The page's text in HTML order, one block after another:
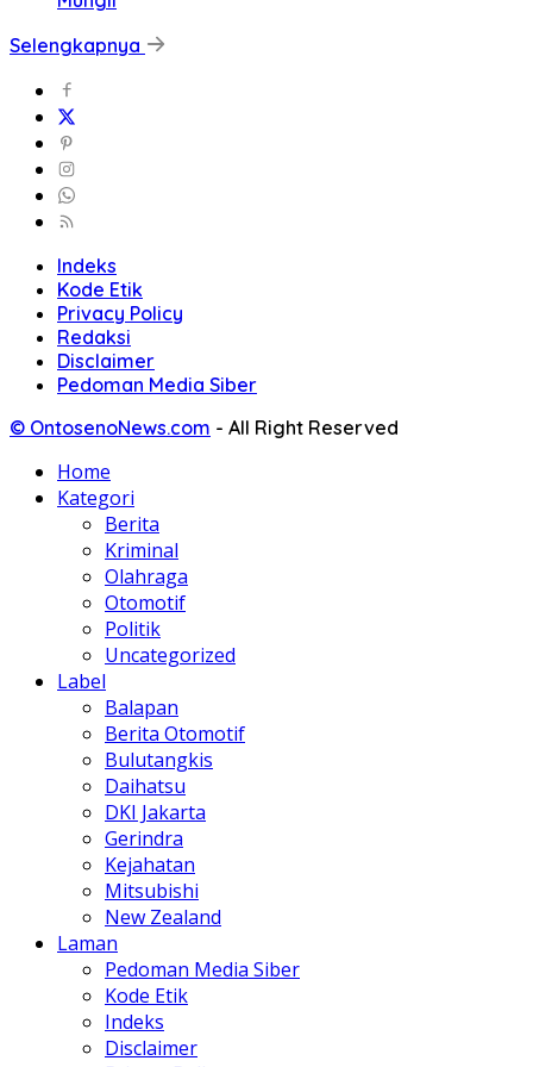
Selengkapnya
Indeks
Kode Etik
Privacy Policy
Redaksi
Disclaimer
Pedoman Media Siber
© OntosenoNews.com - All Right Reserved
Home
Kategori
Berita
Kriminal
Olahraga
Otomotif
Politik
Uncategorized
Label
Balapan
Berita Otomotif
Bulutangkis
Daihatsu
DKI Jakarta
Gerindra
Kejahatan
Mitsubishi
New Zealand
Laman
Pedoman Media Siber
Kode Etik
Indeks
Disclaimer